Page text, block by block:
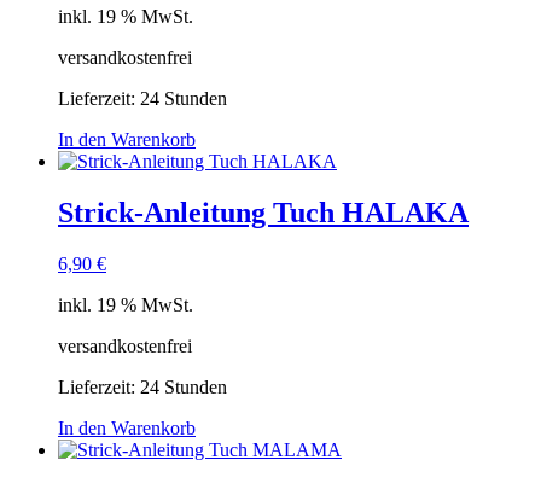
inkl. 19 % MwSt.
versandkostenfrei
Lieferzeit: 24 Stunden
In den Warenkorb
Strick-Anleitung Tuch HALAKA
6,90 €
inkl. 19 % MwSt.
versandkostenfrei
Lieferzeit: 24 Stunden
In den Warenkorb